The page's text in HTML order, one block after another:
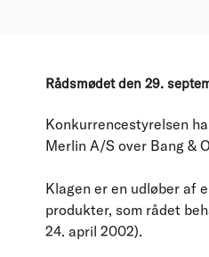
Rådsmødet den 29.
Konkurrencestyrelsen
Merlin A/S over Bang &
Klagen er en udløber af
produkter, som rådet
24. april 2002).